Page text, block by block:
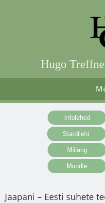
Hugo
Jaapani – Eesti suhete